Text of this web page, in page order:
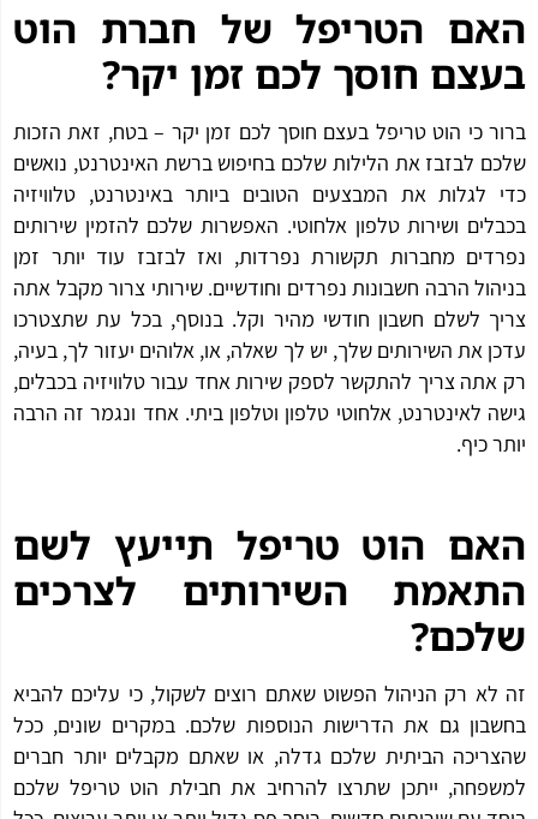
הטריפל של חברת הוט
חוסך לכם זמן יקר?
כי הוט טריפל בעצם חוסך לכם זמן יקר – בטח, זאת הזכות
לבזבז את הלילות שלכם בחיפוש ברשת האינטרנט, נואשים
לגלות את המבצעים הטובים ביותר באינטרנט, טלוויזיה
ושירות טלפון אלחוטי. האפשרות שלכם להזמין שירותים
מחברות תקשורת נפרדות, ואז לבזבז עוד יותר זמן
הרבה חשבונות נפרדים וחודשיים. שירותי צרור מקבל אתה
לשלם חשבון חודשי מהיר וקל. בנוסף, בכל עת שתצטרכו
את השירותים שלך, יש לך שאלה, או, אלוהים יעזור לך, בעיה,
צריך להתקשר לספק שירות אחד עבור טלוויזיה בכבלים,
לאינטרנט, אלחוטי טלפון וטלפון ביתי. אחד ונגמר זה הרבה
כיף.
הוט טריפל תייעץ לשם
השירותים לצרכים
רק הניהול הפשוט שאתם רוצים לשקול, כי עליכם להביא
גם את הדרישות הנוספות שלכם. במקרים שונים, ככל
הביתית שלכם גדלה, או שאתם מקבלים יותר חברים
ייתכן שתרצו להרחיב את חבילת הוט טריפל שלכם